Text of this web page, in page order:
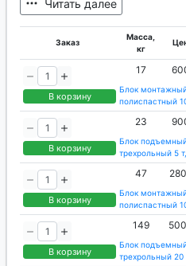
основании закона могут
дней обменять
Условия процедуры:
вида и 100%
случае стоимость
выплачивается.
Читать далее
Заказ
Масса,
кг
В корзину
17
Блок
полиспастный
В корзину
23
Блок
трехрольный 5
В корзину
47
Блок
полиспастный
В корзину
149
Блок
трехрольный 20